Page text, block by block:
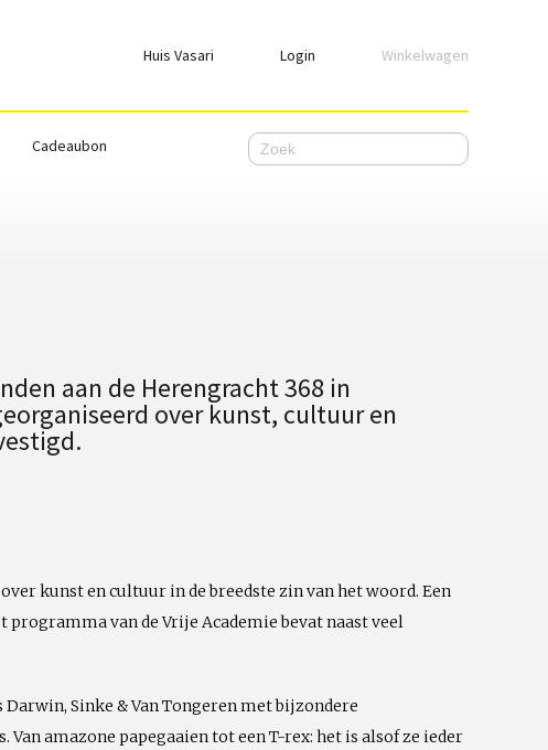
Huis Vasari Login
Login
Emailadres
Nog geen account, meld je
Winkelwagen
Cadeaubon
aan de Herengracht 368 in
over kunst, cultuur en
kunst en cultuur in de breedste zin van het woord. Een
van de Vrije Academie bevat naast veel
Sinke & Van Tongerenmet bijzondere
amazone papegaaien tot een T-rex: het is alsof ze ieder